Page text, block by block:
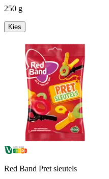
250 g
Kies
Red Band Pret sleutels